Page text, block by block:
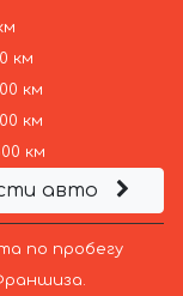
км
км
км
км
авто
по пробегу